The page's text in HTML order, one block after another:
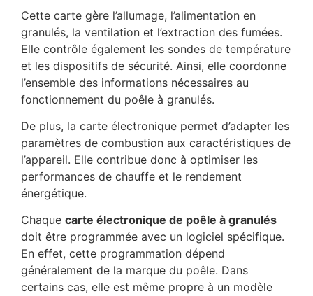
Cette carte gère l’allumage, l’alimentation en
granulés, la ventilation et l’extraction des fumées.
Elle contrôle également les sondes de température
et les dispositifs de sécurité. Ainsi, elle coordonne
l’ensemble des informations nécessaires au
fonctionnement du poêle à granulés.
De plus, la carte électronique permet d’adapter les
paramètres de combustion aux caractéristiques de
l’appareil. Elle contribue donc à optimiser les
performances de chauffe et le rendement
énergétique.
Chaque carte électronique de poêle à granulés
doit être programmée avec un logiciel spécifique.
En effet, cette programmation dépend
généralement de la marque du poêle. Dans
certains cas, elle est même propre à un modèle